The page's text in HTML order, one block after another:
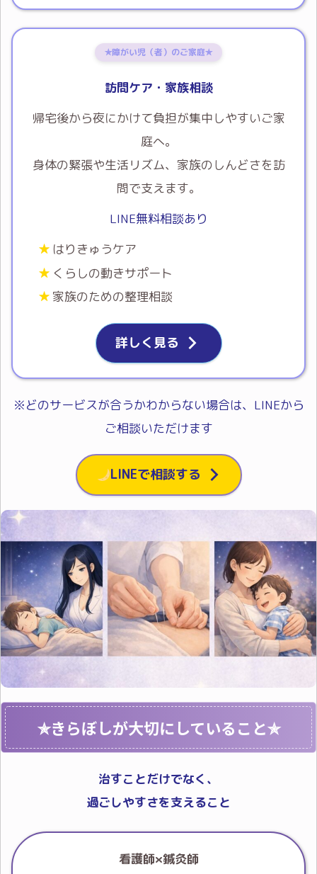
✯障がい児（者）のご家庭✯
訪問ケア・家族相談
帰宅後から夜にかけて負担が集中しやすいご家
庭へ。
身体の緊張や生活リズム、家族のしんどさを訪
問で支えます。
LINE無料相談あり
はりきゅうケア
くらしの動きサポート
家族のための整理相談
詳しく見る
※どのサービスが合うかわからない場合は、LINEから
ご相談いただけます
LINEで相談する
✯きらぼしが大切にしていること✯
治すことだけでなく、
過ごしやすさを支えること
看護師×鍼灸師